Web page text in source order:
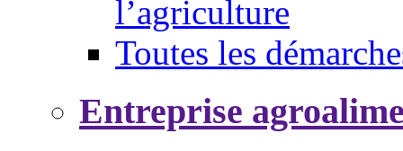
l’agriculture
Toutes les
Entreprise